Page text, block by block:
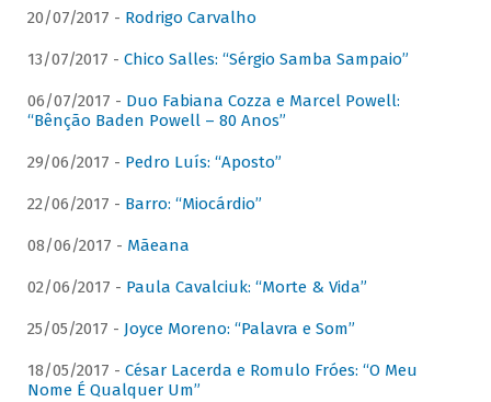
20/07/2017 - Rodrigo Carvalho
13/07/2017 - Chico Salles: “Sérgio Samba Sampaio”
06/07/2017 - Duo Fabiana Cozza e Marcel Powell:
“Bênção Baden Powell – 80 Anos”
29/06/2017 - Pedro Luís: “Aposto”
22/06/2017 - Barro: “Miocárdio”
08/06/2017 - Mãeana
02/06/2017 - Paula Cavalciuk: “Morte & Vida”
25/05/2017 - Joyce Moreno: “Palavra e Som”
18/05/2017 - César Lacerda e Romulo Fróes: “O Meu
Nome É Qualquer Um”